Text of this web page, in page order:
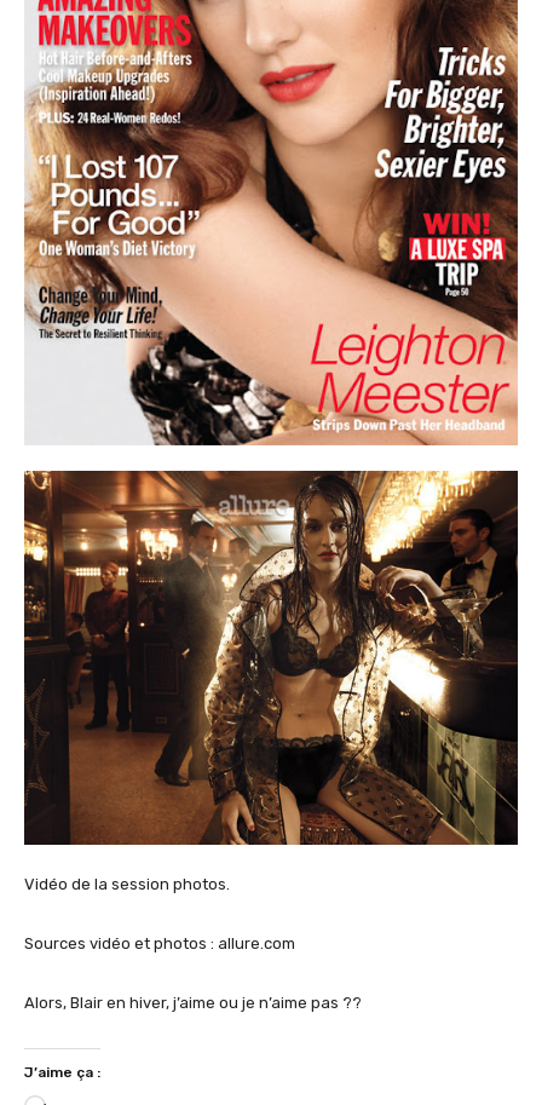
Vidéo de la session photos.
Sources vidéo et photos : allure.com
Alors, Blair en hiver, j’aime ou je n’aime pas ??
J’aime ça :